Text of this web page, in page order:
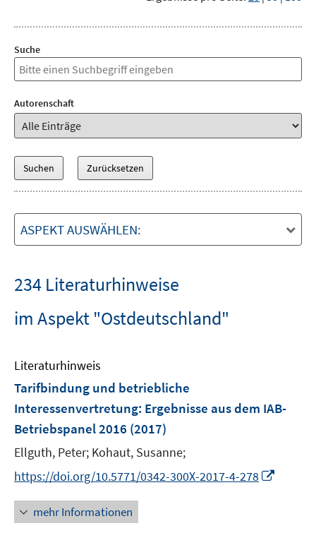
Suche
Autorenschaft
ASPEKT AUSWÄHLEN:
234 Literaturhinweise
im Aspekt "Ostdeutschland"
Literaturhinweis
Tarifbindung und betriebliche
Interessenvertretung: Ergebnisse aus dem IAB-
Betriebspanel 2016 (2017)
Ellguth, Peter; Kohaut, Susanne;
https://doi.org/10.5771/0342-300X-2017-4-278
mehr Informationen